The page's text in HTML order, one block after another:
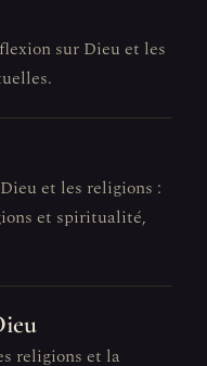
sur Dieu et les
et les religions :
et spiritualité,
religions et la